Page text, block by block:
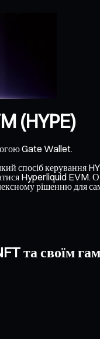
(HYPE)
Gate Wallet.
спосіб керування
Hyperliquid EVM.
рішенню для
та своїм